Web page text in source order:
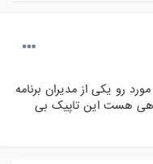
رو یکی از مدیران برنامه
هست این تاپیک بی